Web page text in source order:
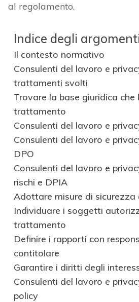
al regolamento.
Indice degli
Il contesto normativo
Consulenti del lavoro e
trattamenti svolti
Trovare la base giuridica
trattamento
Consulenti del lavoro e
Consulenti del lavoro e
DPO
Consulenti del lavoro e
rischi e DPIA
Adottare misure di sicurezza
Individuare i soggetti
trattamento
Definire i rapporti con
contitolare
Garantire i diritti degli
Consulenti del lavoro e
policy